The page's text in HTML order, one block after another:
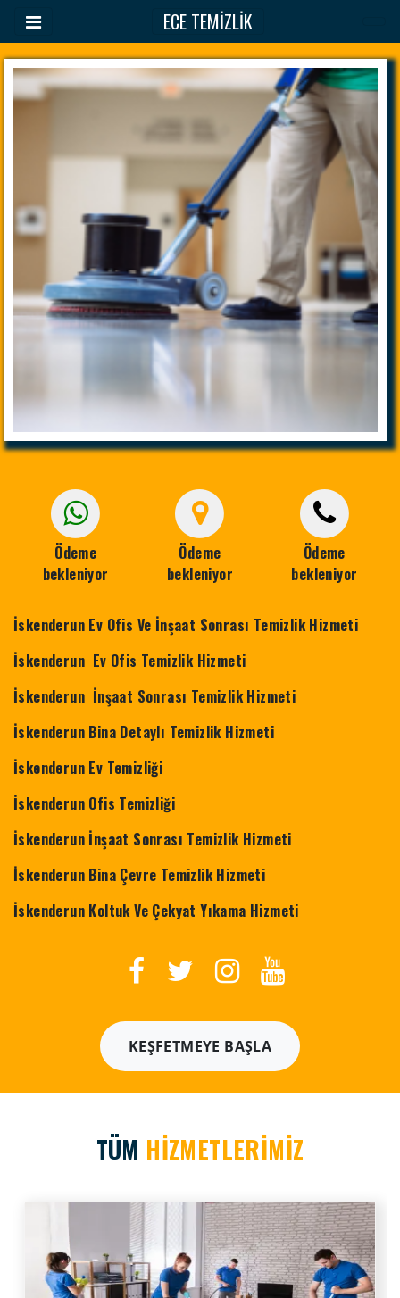
ECE TEMİZLİK
Ödeme
bekleniyor
Ödeme
bekleniyor
Ödeme
bekleniyor
İskenderun Ev Ofis Ve İnşaat Sonrası Temizlik Hizmeti
İskenderun Ev Ofis Temizlik Hizmeti
İskenderun İnşaat Sonrası Temizlik Hizmeti
İskenderun Bina Detaylı Temizlik Hizmeti
İskenderun Ev Temizliği
İskenderun Ofis Temizliği
İskenderun İnşaat Sonrası Temizlik Hizmeti
İskenderun Bina Çevre Temizlik Hizmeti
İskenderun Koltuk Ve Çekyat Yıkama Hizmeti
KEŞFETMEYE BAŞLA
TÜM HİZMETLERİMİZ